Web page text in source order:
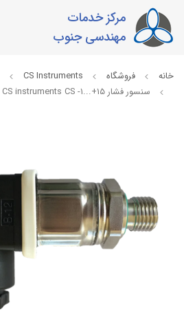
مرکز خدمات
مهندسی جنوب
خانه فروشگاه CS Instruments
سنسور فشار CS instruments CS -1...+15